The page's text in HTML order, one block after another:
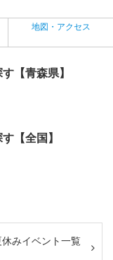
地図・アクセス
【青森県】
【全国】
みイベント一覧